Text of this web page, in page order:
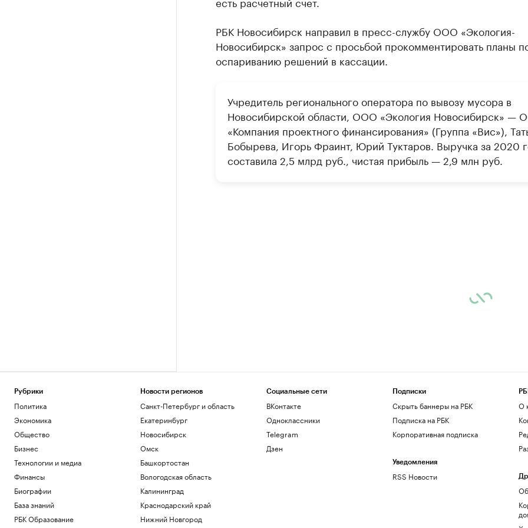
РБК Новосибирск направил в пресс-службу ООО «Экология-
Новосибирск» запрос с просьбой прокомментировать планы
оспариванию решений в кассации.
Учредитель регионального оператора по вывозу мусора в
Новосибирской области, ООО «Экология Новосибирск» —
«Компания проектного финансирования» (Группа «Вис»),
Бобырева, Игорь Фраинт, Юрий Туктаров. Выручка за 2020
составила 2,5 млрд руб., чистая прибыль — 2,9 млн руб.
Рубрики
Политика
Экономика
Общество
Бизнес
Технологии и медиа
Финансы
Биографии
База знаний
РБК Образование
Новости регионов
Санкт-Петербург и область
Екатеринбург
Новосибирск
Омск
Башкортостан
Вологодская область
Калининград
Краснодарский край
Нижний Новгород
Социальные сети
ВКонтакте
Одноклассники
Telegram
Дзен
Подписки
Скрыть баннеры на РБК
Подписка на РБК
Корпоративная подписка
Уведомления
RSS Новости
О